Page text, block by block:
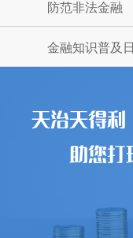
防范非法金融
金融知识普及日